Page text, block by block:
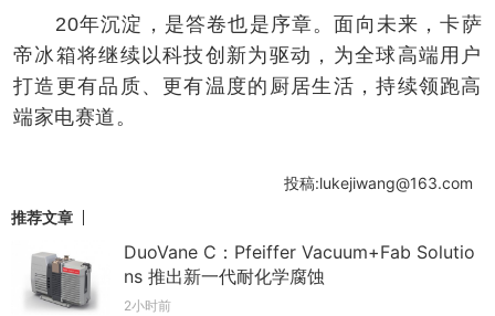
20年沉淀，是答卷也是序章。面向未来，卡萨
帝冰箱将继续以科技创新为驱动，为全球高端用户
打造更有品质、更有温度的厨居生活，持续领跑高
端家电赛道。
投稿:lukejiwang@163.com
推荐文章
DuoVane C：Pfeiffer Vacuum+Fab Solutio
ns 推出新一代耐化学腐蚀
2小时前